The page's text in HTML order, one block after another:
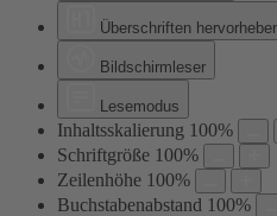
Überschriften
Bildschirmleser
Lesemodus
Inhaltsskalierung 100%
Schriftgröße 100%
Zeilenhöhe 100%
Buchstabenabstand 100%